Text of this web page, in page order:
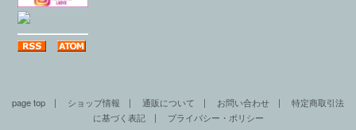
page top | ショップ情報 | 通販について | お問い合わせ | 特定商取引法
に基づく表記| プライバシー・ポリシー